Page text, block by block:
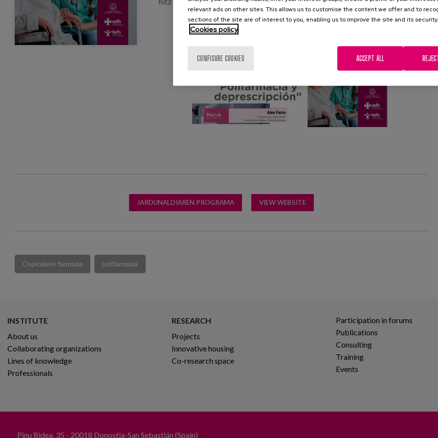
JARDUNALDIAREN PROGRAMA VIEW WEBSITE
Ospitaleko farmazia polifarmazia
INSTITUTE
About us
Collaborating organizations
Lines of knowledge
Professionals
RESEARCH
Projects
Innovative housing
Co-research space
Participation in forums
Publications
Consulting
Training
Events
Pinu Bidea, 35 - 20018 Donostia-San Sebastián (Spain)
relevant ads on other sites. This allows us to customise the content we offer and to
sections of the site are of interest to you, enabling us to improve the site and its security.
Cookies policy
CONFIGURE COOKIES ACCEPT ALL